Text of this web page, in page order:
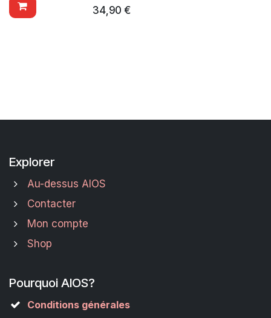
34,90 €
Explorer
Au-dessus AIOS
Contacter
Mon compte
Shop
Pourquoi AIOS?
Conditions générales